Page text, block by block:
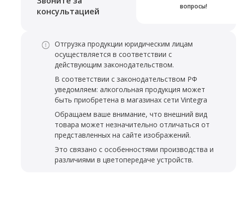
консультацией
вопросы!
Отгрузка продукции юридическим лицам
осуществляется в соответствии с
действующим законодательством.
В соответствии с законодательством РФ
уведомляем: алкогольная продукция может
быть приобретена в магазинах сети Vintegra
Обращаем ваше внимание, что внешний вид
товара может незначительно отличаться от
представленных на сайте изображений.
Это связано с особенностями производства и
различиями в цветопередаче устройств.